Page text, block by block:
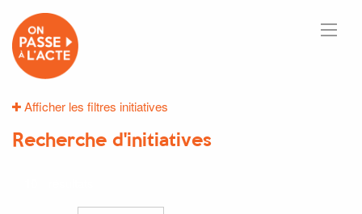
Afficher les filtres initiatives
Recherche d'initiatives